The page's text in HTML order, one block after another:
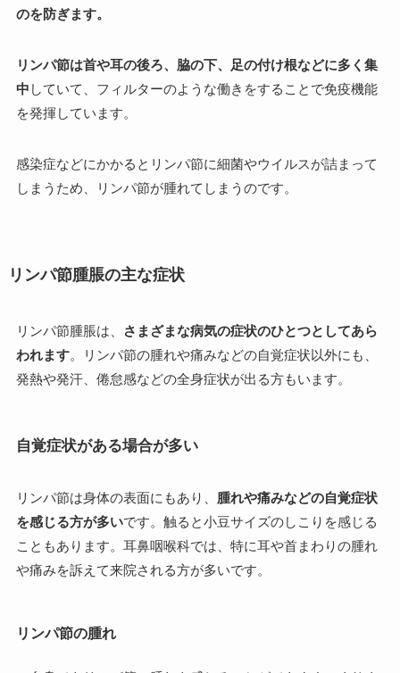
のを防ぎます。
リンパ節は首や耳の後ろ、脇の下、足の付け根などに多く集
中 していて、フィルターのような働きをすることで免疫機能
を発揮しています。
感染症などにかかるとリンパ節に細菌やウイルスが詰まって
しまうため、リンパ節が腫れてしまうのです。
リンパ節腫脹の主な症状
リンパ節腫脹は、
さまざまな病気の症状のひとつとしてあら
われます。リンパ節の腫れや痛みなどの自覚症状以外にも、
発熱や発汗、倦怠感などの全身症状が出る方もいます。
自覚症状がある場合が多い
リンパ節は身体の表面にもあり、 腫れや痛みなどの自覚症状
を感じる方が多いです。触ると小豆サイズのしこりを感じる
こともあります。耳鼻咽喉科では、特に耳や首まわりの腫れ
や痛みを訴えて来院される方が多いです。
リンパ節の腫れ